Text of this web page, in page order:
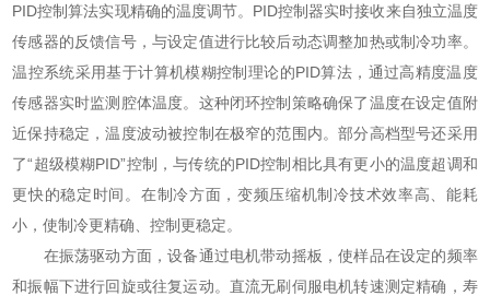
PID控制算法实现精确的温度调节。PID控制器实时接收来自独立温度
传感器的反馈信号，与设定值进行比较后动态调整加热或制冷功率。
温控系统采用基于计算机模糊控制理论的PID算法，通过高精度温度
传感器实时监测腔体温度。这种闭环控制策略确保了温度在设定值附
近保持稳定，温度波动被控制在极窄的范围内。部分高档型号还采用
了“超级模糊PID”控制，与传统的PID控制相比具有更小的温度超调和
更快的稳定时间。在制冷方面，变频压缩机制冷技术效率高、能耗
小，使制冷更精确、控制更稳定。
在振荡驱动方面，设备通过电机带动摇板，使样品在设定的频率
和振幅下进行回旋或往复运动。直流无刷伺服电机转速测定精确，寿